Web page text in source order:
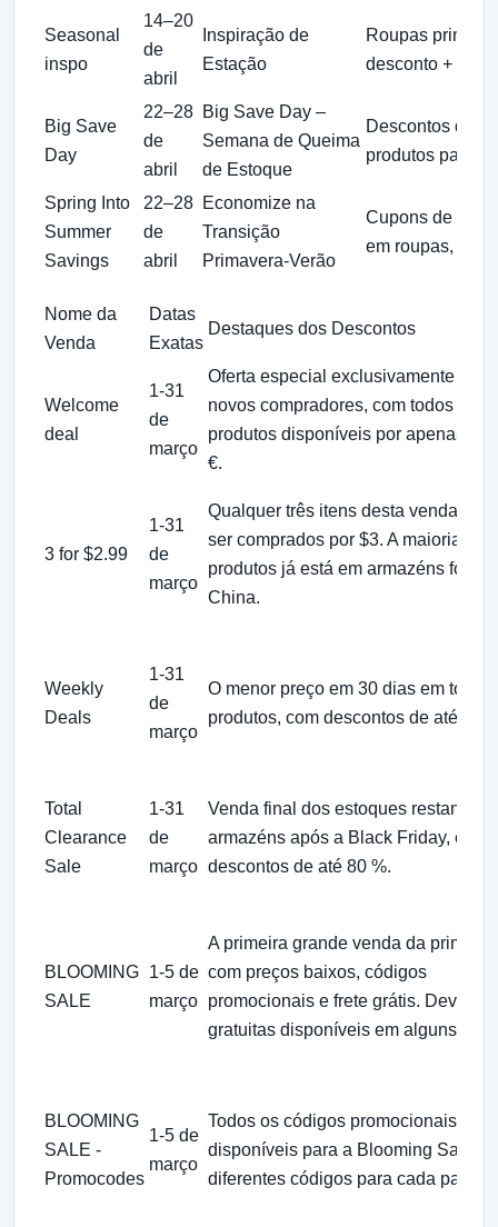
Seasonal
inspo
14–20
de
abril
Inspiração de
Estação
Roupas
desconto +
Big Save
Day
22–28
de
abril
Big Save Day –
Semana de Queima
de Estoque
Descontos de
produtos para
Spring Into
Summer
Savings
22–28
de
abril
Economize na
Transição
Primavera-Verão
Cupons de
em roupas,
Nome da
Venda
Datas
Exatas
Destaques dos Descontos
Welcome
deal
1-31
de
março
Oferta especial exclusivamente para
novos compradores, com todos os
produtos disponíveis por apenas
€.
3 for $2.99
1-31
de
março
Qualquer três itens desta venda
ser comprados por $3. A maioria dos
produtos já está em armazéns fora
China.
Weekly
Deals
1-31
de
março
O menor preço em 30 dias em todos
produtos, com descontos de até 60
Total
Clearance
Sale
1-31
de
março
Venda final dos estoques restantes
armazéns após a Black Friday, com
descontos de até 80 %.
BLOOMING
SALE
1-5 de
março
A primeira grande venda da
com preços baixos, códigos
promocionais e frete grátis.
gratuitas disponíveis em alguns
BLOOMING
SALE -
Promocodes
1-5 de
março
Todos os códigos promocionais
disponíveis para a Blooming Sale,
diferentes códigos para cada país.